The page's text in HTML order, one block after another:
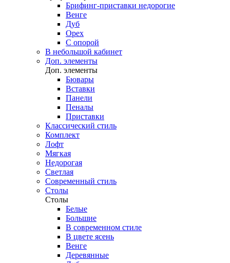
Брифинг-приставки недорогие
Венге
Дуб
Орех
С опорой
В небольшой кабинет
Доп. элементы
Доп. элементы
Бювары
Вставки
Панели
Пеналы
Приставки
Классический стиль
Комплект
Лофт
Мягкая
Недорогая
Светлая
Современный стиль
Столы
Столы
Белые
Большие
В современном стиле
В цвете ясень
Венге
Деревянные